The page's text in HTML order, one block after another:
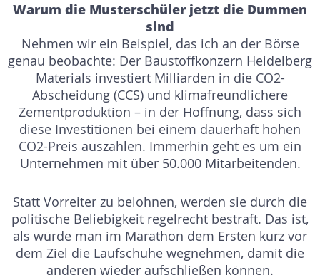
Warum die Musterschüler jetzt die Dummen
sind
Nehmen wir ein Beispiel, das ich an der Börse
genau beobachte: Der Baustoffkonzern Heidelberg
Materials investiert Milliarden in die CO2-
Abscheidung (CCS) und klimafreundlichere
Zementproduktion – in der Hoffnung, dass sich
diese Investitionen bei einem dauerhaft hohen
CO2-Preis auszahlen. Immerhin geht es um ein
Unternehmen mit über 50.000 Mitarbeitenden.
Statt Vorreiter zu belohnen, werden sie durch die
politische Beliebigkeit regelrecht bestraft. Das ist,
als würde man im Marathon dem Ersten kurz vor
dem Ziel die Laufschuhe wegnehmen, damit die
anderen wieder aufschließen können.